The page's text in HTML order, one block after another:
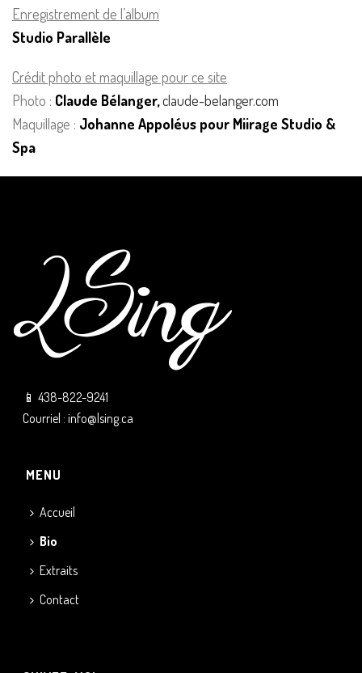
Enregistrement de l’album
Studio Parallèle
Crédit photo et maquillage pour ce site
Photo : Claude Bélanger,claude-belanger.com
Maquillage : Johanne Appoléus pour Miirage Studio &
Spa
📱438-822-9241
Courriel : info@lsing.ca
MENU
Accueil
Bio
Extraits
Contact